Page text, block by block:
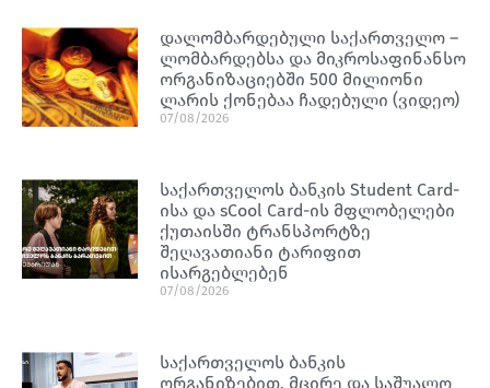
დალომბარდებული საქართველო –
ლომბარდებსა და მიკროსაფინანსო
ორგანიზაციებში 500 მილიონი
ლარის ქონებაა ჩადებული (ვიდეო)
07/08/2026
საქართველოს ბანკის Student Card-
ისა და sCool Card-ის მფლობელები
ქუთაისში ტრანსპორტზე
შეღავათიანი ტარიფით
ისარგებლებენ
07/08/2026
საქართველოს ბანკის
ორგანიზებით, მცირე და საშუალო